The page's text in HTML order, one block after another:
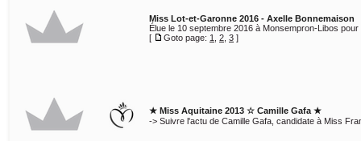
Miss Lot-et-Garonne 2016 - Axelle Bonnemaison
Élue le 10 septembre 2016 à Monsempron-Libos pour
[
Goto page: 1 2 3 ]
★ Miss Aquitaine 2013 ☆ Camille Gafa ★
-> Suivre l'actu de Camille Gafa, candidate à Miss